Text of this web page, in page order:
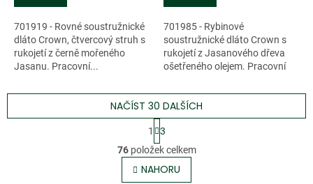
701919 - Rovné soustružnické
dláto Crown, čtvercový struh s
rukojetí z černě mořeného
Jasanu. Pracovní...
701985 - Rybinové
soustružnické dláto Crown s
rukojetí z Jasanového dřeva
ošetřeného olejem. Pracovní
O
v
l
NAČÍST 30 DALŠÍCH
S
t
r
á
n
1
3
76položek celkem
NAHORU